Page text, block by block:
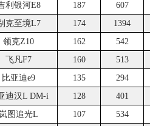
利银河E8 187
607
克至境L7 174
1394
领克Z10 162
542
飞凡F7 160
513
比亚迪e9 135
294
迪汉L DM-i 128
401
岚图追光L 107
534